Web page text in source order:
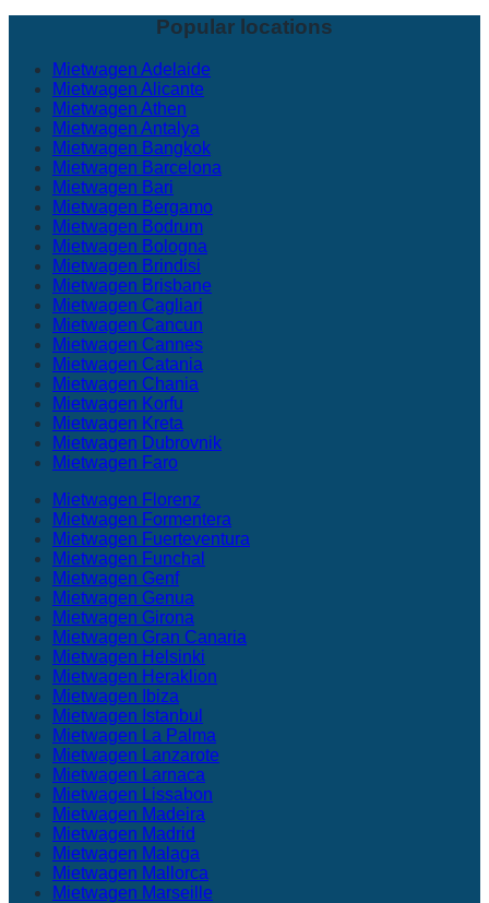
Popular locations
Mietwagen Adelaide
Mietwagen Alicante
Mietwagen Athen
Mietwagen Antalya
Mietwagen Bangkok
Mietwagen Barcelona
Mietwagen Bari
Mietwagen Bergamo
Mietwagen Bodrum
Mietwagen Bologna
Mietwagen Brindisi
Mietwagen Brisbane
Mietwagen Cagliari
Mietwagen Cancun
Mietwagen Cannes
Mietwagen Catania
Mietwagen Chania
Mietwagen Korfu
Mietwagen Kreta
Mietwagen Dubrovnik
Mietwagen Faro
Mietwagen Florenz
Mietwagen Formentera
Mietwagen Fuerteventura
Mietwagen Funchal
Mietwagen Genf
Mietwagen Genua
Mietwagen Girona
Mietwagen Gran Canaria
Mietwagen Helsinki
Mietwagen Heraklion
Mietwagen Ibiza
Mietwagen Istanbul
Mietwagen La Palma
Mietwagen Lanzarote
Mietwagen Larnaca
Mietwagen Lissabon
Mietwagen Madeira
Mietwagen Madrid
Mietwagen Malaga
Mietwagen Mallorca
Mietwagen Marseille